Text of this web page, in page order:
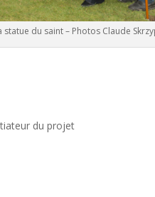
du saint – Photos Claude
du projet